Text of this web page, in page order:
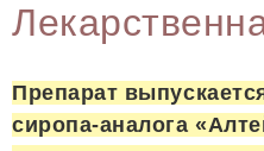
Препарат
сиропа-аналога